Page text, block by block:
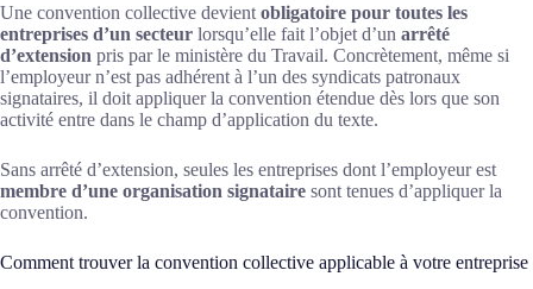
Une convention collective devient obligatoire pour toutes les
entreprises d’un secteur lorsqu’elle fait l’objet d’un arrêté
d’extension pris par le ministère du Travail. Concrètement, même si
l’employeur n’est pas adhérent à l’un des syndicats patronaux
signataires, il doit appliquer la convention étendue dès lors que son
activité entre dans le champ d’application du texte.
Sans arrêté d’extension, seules les entreprises dont l’employeur est
membre d’une organisation signataire sont tenues d’appliquer la
convention.
Comment trouver la convention collective applicable à votre entreprise